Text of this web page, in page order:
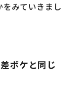
みていきまし
ボケと同じ